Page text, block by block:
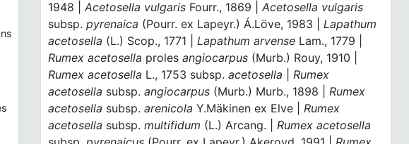
1948 |Acetosella vulgaris Fourr., 1869 |Acetosella vulgaris
subsp. pyrenaica (Pourr. ex Lapeyr.) Á.Löve, 1983 |Lapathum
acetosella (L.) Scop., 1771 |Lapathum arvense Lam., 1779 |
Rumex acetosella proles angiocarpus (Murb.) Rouy, 1910 |
Rumex acetosella L., 1753 subsp. acetosella |Rumex
acetosella subsp. angiocarpus (Murb.) Murb., 1898 |Rumex
acetosella subsp. arenicola Y.Mäkinen ex Elve |Rumex
acetosella subsp. multifidum (L.) Arcang. |Rumex acetosella